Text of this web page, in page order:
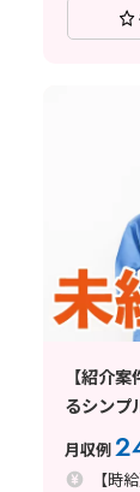
【紹介
るシンプ
月収例
【時